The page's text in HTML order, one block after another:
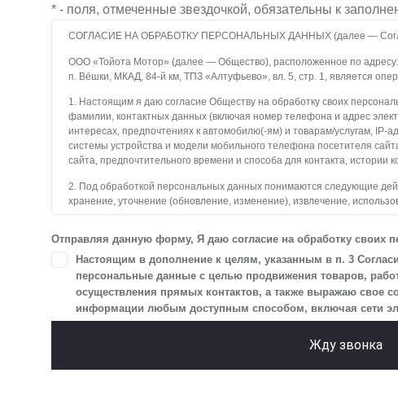
* - поля, отмеченные звездочкой, обязательны к
СОГЛАСИЕ НА ОБРАБОТКУ ПЕРСОНАЛЬНЫХ ДАННЫХ (далее —
ООО «Тойота Мотор» (далее — Общество), расположенное по
п. Вёшки, МКАД, 84-й км, ТПЗ «Алтуфьево», вл. 5, стр. 1, является
1. Настоящим я даю согласие Обществу на обработку своих
фамилии, контактных данных (включая номер телефона и адрес
интересах, предпочтениях к автомобилю(-ям) и товарам/услугам, IP-
системы устройства и модели мобильного телефона посетителя
сайта, предпочтительного времени и способа для контакта, истории
2. Под обработкой персональных данных понимаются следующие
хранение, уточнение (обновление, изменение), извлечение,
3. Целью обработки персональных данных является осуществление
4. Я даю согласие на передачу моих персональных данных третьим
в разделе «Юридическая информация».
Я осведомлен, что Общество будет обрабатывать данные только в
Отправляя данную форму, Я даю согласие на обработку своих
Настоящим в дополнение к целям, указанным в п. 3
персональные данные с целью продвижения товаров,
осуществления прямых контактов, а также выражаю свое
информации любым доступным способом, включая сети
Жду звонка